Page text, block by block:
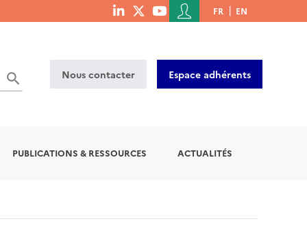
menu
Menu
du
de
l'utilisateur
FR EN
Nous contacter Espace adhérents
PUBLICATIONS & RESSOURCES ACTUALITÉS